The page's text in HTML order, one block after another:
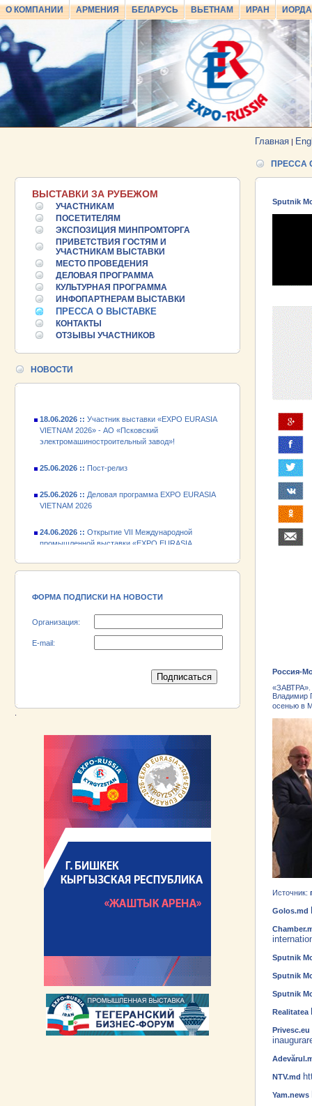
О КОМПАНИИ АРМЕНИЯ БЕЛАРУСЬ ВЬЕТНАМ ИРАН
Главная |
ВЫСТАВКИ ЗА РУБЕЖОМ
УЧАСТНИКАМ
ПОСЕТИТЕЛЯМ
ЭКСПОЗИЦИЯ МИНПРОМТОРГА
ПРИВЕТСТВИЯ ГОСТЯМ И
УЧАСТНИКАМ ВЫСТАВКИ
МЕСТО ПРОВЕДЕНИЯ
ДЕЛОВАЯ ПРОГРАММА
КУЛЬТУРНАЯ ПРОГРАММА
ИНФОПАРТНЕРАМ ВЫСТАВКИ
ПРЕССА О ВЫСТАВКЕ
КОНТАКТЫ
ОТЗЫВЫ УЧАСТНИКОВ
НОВОСТИ
25.06.2026 ::Пост-релиз
25.06.2026 ::Деловая программа EXPO EURASIA
VIETNAM 2026
промышленной выставки «EXPO EURASIA
VIETNAM 2026»
VIETNAM 2026» - АО «Псковский
электромашиностроительный завод»!
VIETNAM 2026
промышленной выставки «EXPO EURASIA
VIETNAM 2026»
18.06.2026 ::Участник выставки «EXPO EURASIA
электромашиностроительный завод»!
ФОРМА ПОДПИСКИ НА НОВОСТИ
Организация:
E-mail:
ПРЕССА
Sputnik
Россия-
«ЗАВТРА».
Владимир
осенью в
Источник:
Golos.md
Sputnik
Sputnik
Sputnik
Realitatea
Privesc.eu
NTV.md
Yam.news